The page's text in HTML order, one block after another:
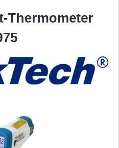
Thermometer